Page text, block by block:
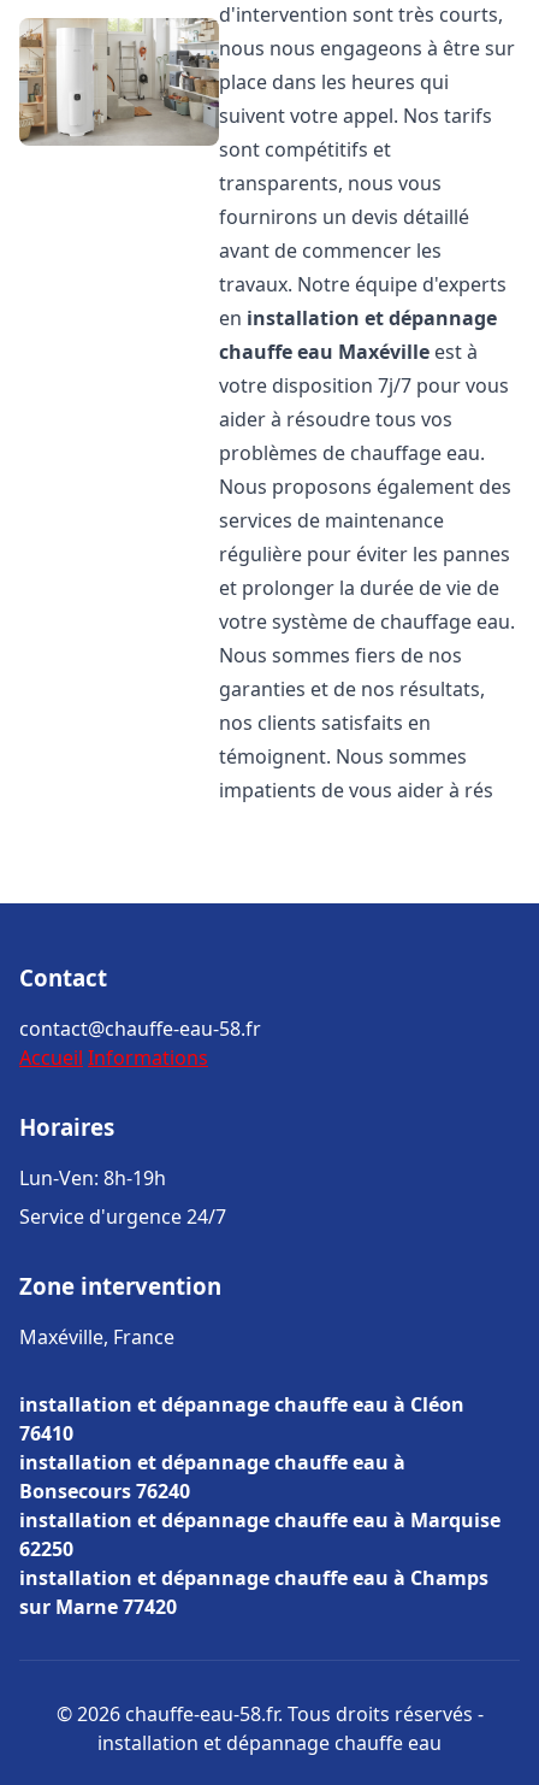
d'intervention sont très courts,
nous nous engageons à être sur
place dans les heures qui
suivent votre appel. Nos tarifs
sont compétitifs et
transparents, nous vous
fournirons un devis détaillé
avant de commencer les
travaux. Notre équipe d'experts
en installation et dépannage
chauffe eau Maxéville est à
votre disposition 7j/7 pour vous
aider à résoudre tous vos
problèmes de chauffage eau.
Nous proposons également des
services de maintenance
régulière pour éviter les pannes
et prolonger la durée de vie de
votre système de chauffage eau.
Nous sommes fiers de nos
garanties et de nos résultats,
nos clients satisfaits en
témoignent. Nous sommes
impatients de vous aider à rés
Contact
contact@chauffe-eau-58.fr
Accueil Informations
Horaires
Lun-Ven: 8h-19h
Service d'urgence 24/7
Zone intervention
Maxéville, France
installation et dépannage chauffe eau à Cléon
76410
installation et dépannage chauffe eau à
Bonsecours 76240
installation et dépannage chauffe eau à Marquise
62250
installation et dépannage chauffe eau à Champs
sur Marne 77420
© 2026 chauffe-eau-58.fr. Tous droits réservés -
installation et dépannage chauffe eau